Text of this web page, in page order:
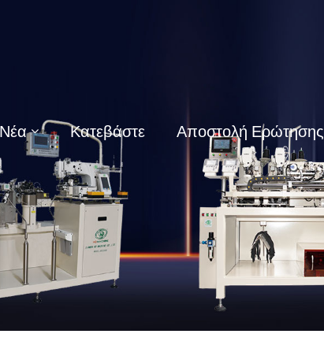
Νέα Κατεβάστε Αποστολή Ερώτησης